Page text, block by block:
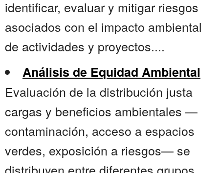
identificar, evaluar y mitigar riesgos
asociados con el impacto ambiental
de actividades y proyectos....
Análisis de Equidad Ambiental
Evaluación de la distribución justa
cargas y beneficios ambientales —
contaminación, acceso a espacios
verdes, exposición a riesgos— se